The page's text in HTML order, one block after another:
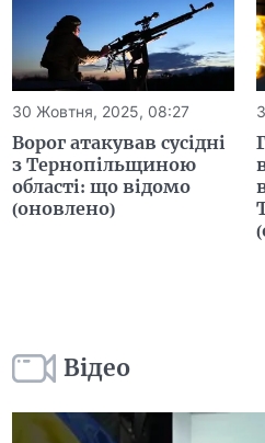
30 Жовтня, 2025, 08:27
Ворог атакував сусідні
з Тернопільщиною
області: що відомо
(оновлено)
Відео